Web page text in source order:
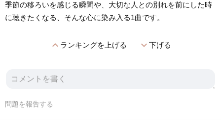
季節の移ろいを感じる瞬間や、大切な人との別れを前にした時
に聴きたくなる、そんな心に染み入る1曲です。
expand_lessランキングを上げる expand_more下げる
問題を報告する